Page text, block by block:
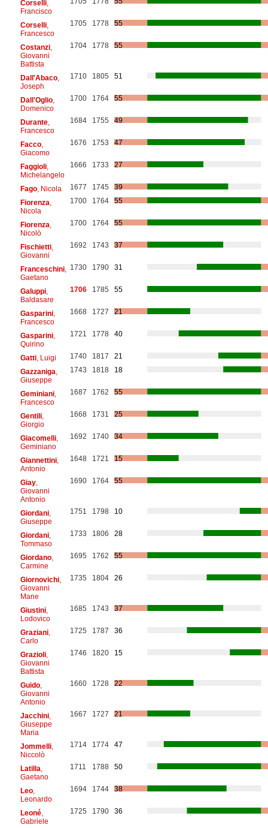
Corselli,
Francisco
Corselli,
Francesco
1705 1778 55
Costanzi,
Giovanni
Battista
1704 1778 55
Dall'Abaco,
Joseph
1710 1805 51
Dall'Oglio,
Domenico
1700 1764 55
Durante,
Francesco
1684 1755 49
Facco,
Giacomo
1676 1753 47
Faggioli,
Michelangelo
1666 1733 27
Fago, Nicola 1677 1745
39
Fiorenza
Nicola
1700 1764 55
Fiorenza
Nicolò
1700 1764 55
Fischietti,
Giovanni
1692 1743 37
Franceschini,
Gaetano
1730 1790 31
Galuppi,
Baldasare
1706 1785 55
Gasparini,
Francesco
1668 1727 21
Gasparini,
Quirino
1721 1778 40
Gatti, Luigi 1740 1817
21
Gazzaniga
Giuseppe
1743 1818 18
Geminiani,
Francesco
1687 1762 55
Gentili,
Giorgio
1668 1731 25
Giacomelli,
Geminiano
1692 1740 34
Giannettini,
Antonio
1648 1721 15
Giay,
Giovanni
Antonio
1690 1764 55
Giordani,
Giuseppe
1751 1798 10
Giordani,
Tommaso
1733 1806 28
Giordano,
Carmine
1695 1762 55
Giornovichi,
Giovanni
Mane
1735 1804 26
Giustini,
Lodovico
1685 1743 37
Graziani,
Carlo
1725 1787 36
Grazioli,
Giovanni
Battista
1746 1820 15
Guido,
Giovanni
Antonio
1660 1728 22
Jacchini,
Giuseppe
Maria
1667 1727 21
Jommelli,
Niccolò
1714 1774 47
Latilla
Gaetano
1711 1788 50
Leo,
Leonardo
1694 1744 38
Leoné,
Gabriele
1725 1790 36